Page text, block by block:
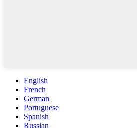
English
French
German
Portuguese
Spanish
Russian